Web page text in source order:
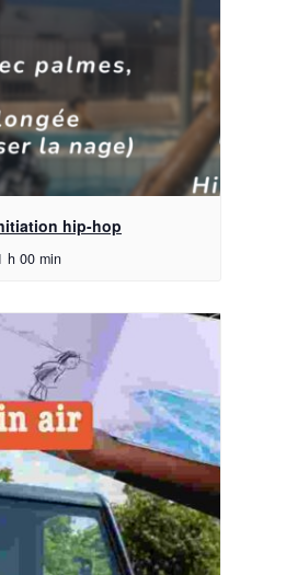
hip-hop
h 00 min